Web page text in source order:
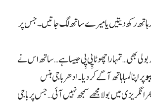
رکھ دیتیں یا میرے ساتھ لگ جاتیں۔ جس پر
بولی بھی… تمہارا چھوٹا پِی پِی جیسا ہے… ساتھ اس نے
پر اپنا لمبا ہاتھ آگے کر دیا۔ ادھر باجی ہنس
میں بولا مجھے سمجھ نہیں آئی… جس پر باجی